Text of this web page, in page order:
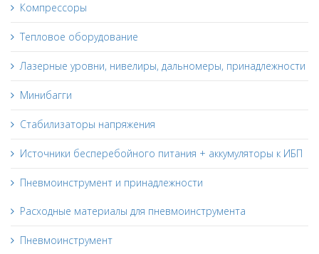
Компрессоры
Тепловое оборудование
Лазерные уровни, нивелиры, дальномеры, принадлежности
Минибагги
Стабилизаторы напряжения
Источники бесперебойного питания + аккумуляторы к ИБП
Пневмоинструмент и принадлежности
Расходные материалы для пневмоинструмента
Пневмоинструмент